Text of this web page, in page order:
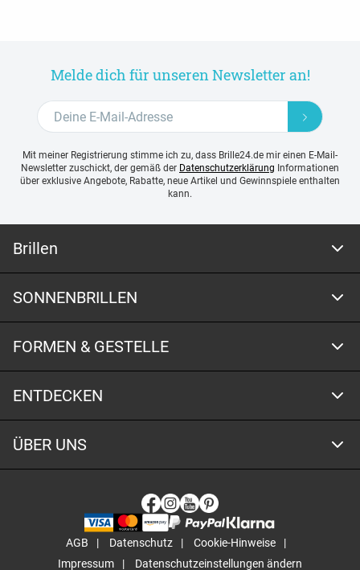
Melde dich für unseren Newsletter an!
Mit meiner Registrierung stimme ich zu, dass Brille24.de mir einen E-Mail-
Newsletter zuschickt, der gemäß der Datenschutzerklärung Informationen
über exklusive Angebote, Rabatte, neue Artikel und Gewinnspiele enthalten
kann.
Brillen
SONNENBRILLEN
FORMEN & GESTELLE
ENTDECKEN
ÜBER UNS
AGB Datenschutz
Cookie-Hinweise
Impressum
Datenschutzeinstellungen ändern